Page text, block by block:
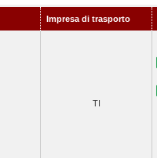
Impresa di trasporto
TI